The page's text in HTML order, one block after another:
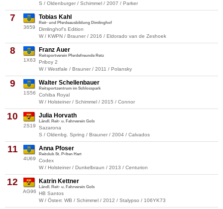
S / Oldenburger / Schimmel / 2007 / Parker
7
3659
Tobias Kahl
Reit- und Pferdeausbildung Dimlinghof
Dimlinghof's Edition
W / KWPN / Brauner / 2016 / Eldorado van de Zeshoek
8
1X63
Franz Auer
Reitsportverein Pferdefreunde Retz
Priboy 2
W / Westfale / Brauner / 2011 / Polansky
9
1S56
Walter Schellenbauer
Reitsportzentrum im Schlosspark
Cohiba Royal
W / Holsteiner / Schimmel / 2015 / Connor
10
2S19
Julia Horvath
Ländl. Reit- u. Fahrverein Gols
Sazarona
S / Oldenbg. Spring / Brauner / 2004 / Calvados
11
4U69
Anna Pfoser
Reitclub St. P÷lten Hart
Codex
W / Holsteiner / Dunkelbraun / 2013 / Centurion
12
AG96
Katrin Kettner
Ländl. Reit- u. Fahrverein Gols
HB Santos
W / Österr. WB / Schimmel / 2012 / Stalypso / 106YK73